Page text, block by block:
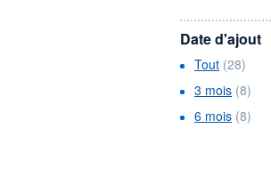
Date d'ajout
Tout (28)
3 mois (8)
6 mois (8)